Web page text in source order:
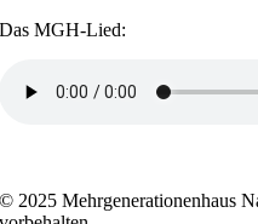
Das MGH-Lied:
© 2025 Mehrgenerationenhaus